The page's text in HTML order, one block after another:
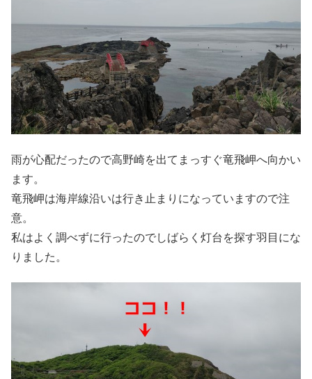
雨が心配だったので高野崎を出てまっすぐ竜飛岬へ向かい
ます。
竜飛岬は海岸線沿いは行き止まりになっていますので注
意。
私はよく調べずに行ったのでしばらく灯台を探す羽目にな
りました。